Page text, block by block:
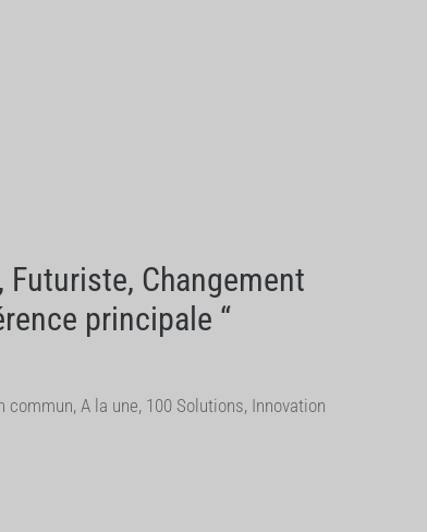
Futuriste, Changement
principale “
commun, A la une, 100 Solutions, Innovation